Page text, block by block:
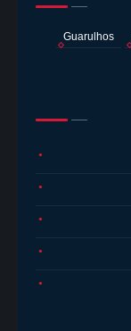
Guarulhos
●
●
●
●
●